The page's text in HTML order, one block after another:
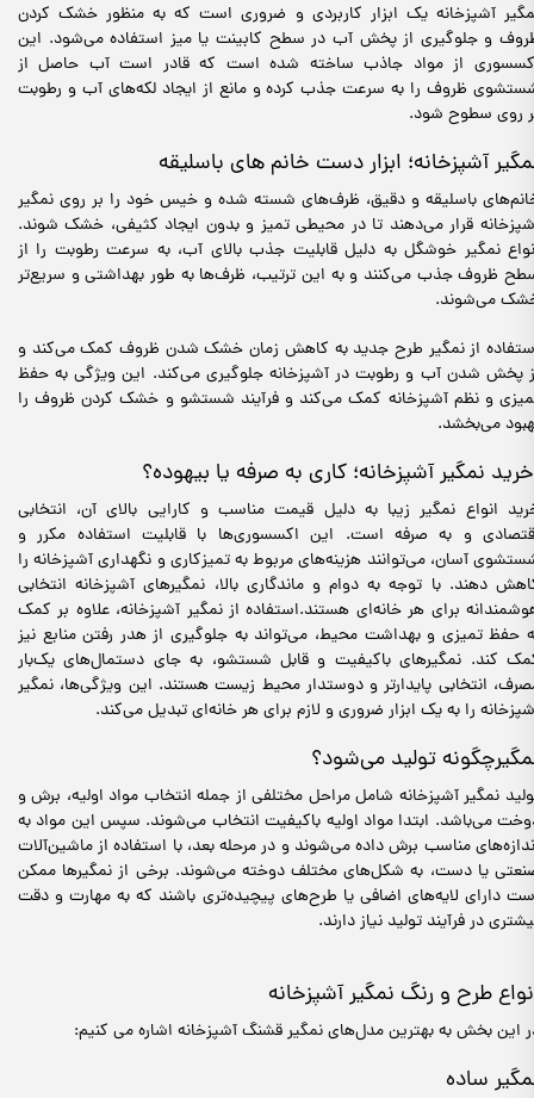
آشپزخانه یک ابزار کاربردی و ضروری است که به منظور خشک کردن
و جلوگیری از پخش آب در سطح کابینت یا میز استفاده می‌شود. این
از مواد جاذب ساخته شده است که قادر است آب حاصل از
ظروف را به سرعت جذب کرده و مانع از ایجاد لکه‌های آب و رطوبت
روی سطوح شود.
آشپزخانه؛ ابزار دست خانم های باسلیقه
باسلیقه و دقیق، ظرف‌های شسته شده و خیس خود را بر روی نمگیر
قرار می‌دهند تا در محیطی تمیز و بدون ایجاد کثیفی، خشک شوند.
نمگیر خوشگل به دلیل قابلیت جذب بالای آب، به سرعت رطوبت را از
ظروف جذب می‌کنند و به این ترتیب، ظرف‌ها به طور بهداشتی و سریع‌تر
می‌شوند.
از نمگیر طرح جدید به کاهش زمان خشک شدن ظروف کمک می‌کند و
پخش شدن آب و رطوبت در آشپزخانه جلوگیری می‌کند. این ویژگی به حفظ
و نظم آشپزخانه کمک می‌کند و فرآیند شستشو و خشک کردن ظروف را
می‌بخشد.
انواع نمگیر زیبا به دلیل قیمت مناسب و کارایی بالای آن، انتخابی
و به صرفه است. این اکسسوری‌ها با قابلیت استفاده مکرر و
آسان، می‌توانند هزینه‌های مربوط به تمیزکاری و نگهداری آشپزخانه را
دهند. با توجه به دوام و ماندگاری بالا، نمگیرهای آشپزخانه انتخابی
برای هر خانه‌ای هستند.استفاده از نمگیر آشپزخانه، علاوه بر کمک
حفظ تمیزی و بهداشت محیط، می‌تواند به جلوگیری از هدر رفتن منابع نیز
کند. نمگیرهای باکیفیت و قابل شستشو، به جای دستمال‌های یک‌بار
انتخابی پایدارتر و دوستدار محیط زیست هستند. این ویژگی‌ها، نمگیر
را به یک ابزار ضروری و لازم برای هر خانه‌ای تبدیل می‌کند.
تولید می‌شود؟
نمگیر آشپزخانه شامل مراحل مختلفی از جمله انتخاب مواد اولیه، برش و
می‌باشد. ابتدا مواد اولیه باکیفیت انتخاب می‌شوند. سپس این مواد به
مناسب برش داده می‌شوند و در مرحله بعد، با استفاده از ماشین‌آلات
یا دست، به شکل‌های مختلف دوخته می‌شوند. برخی از نمگیرها ممکن
دارای لایه‌های اضافی یا طرح‌های پیچیده‌تری باشند که به مهارت و دقت
در فرآیند تولید نیاز دارند.
طرح و رنگ نمگیر آشپزخانه
این بخش به بهترین مدل‌های نمگیر قشنگ آشپزخانه اشاره می کنیم:
ساده